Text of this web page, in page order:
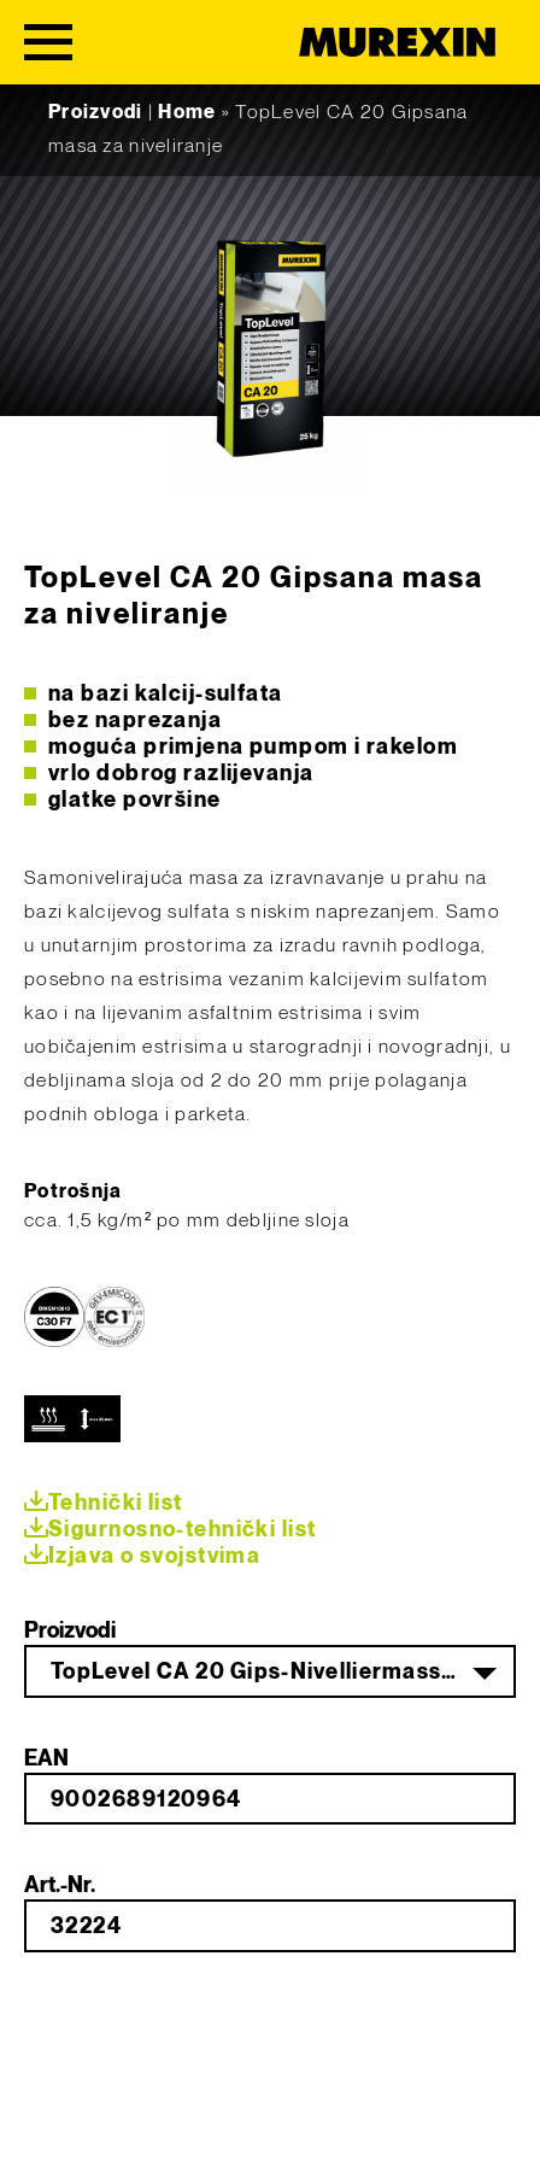
Proizvodi
Home »TopLevel CA 20 Gipsana
masa za niveliranje
TopLevel CA 20 Gipsana masa
za niveliranje
na bazi kalcij-sulfata
bez naprezanja
moguća primjena pumpom i rakelom
vrlo dobrog razlijevanja
glatke površine
Samonivelirajuća masa za izravnavanje u prahu na
bazi kalcijevog sulfata s niskim naprezanjem. Samo
u unutarnjim prostorima za izradu ravnih podloga,
posebno na estrisima vezanim kalcijevim sulfatom
kao i na lijevanim asfaltnim estrisima i svim
uobičajenim estrisima u starogradnji i novogradnji, u
debljinama sloja od 2 do 20 mm prije polaganja
podnih obloga i parketa.
Potrošnja
​cca. 1,5 kg/m² po mm debljine sloja
Tehnički list
Sigurnosno-tehnički list
Izjava o svojstvima
Proizvodi
TopLevel CA 20 Gips-Nivelliermasse 25 kg
EAN
Art.-Nr.